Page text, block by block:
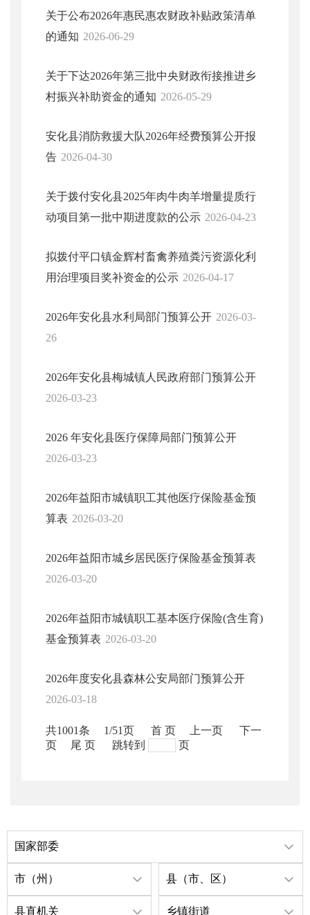
关于公布2026年惠民惠农财政补贴政策清单
的通知 2026-06-29
关于下达2026年第三批中央财政衔接推进乡
村振兴补助资金的通知 2026-05-29
安化县消防救援大队2026年经费预算公开报
告 2026-04-30
关于拨付安化县2025年肉牛肉羊增量提质行
动项目第一批中期进度款的公示 2026-04-23
拟拨付平口镇金辉村畜禽养殖粪污资源化利
用治理项目奖补资金的公示 2026-04-17
2026年安化县水利局部门预算公开 2026-03-
26
2026年安化县梅城镇人民政府部门预算公开
2026-03-23
2026 年安化县医疗保障局部门预算公开
2026-03-23
2026年益阳市城镇职工其他医疗保险基金预
算表 2026-03-20
2026年益阳市城乡居民医疗保险基金预算表
2026-03-20
2026年益阳市城镇职工基本医疗保险(含生育)
基金预算表 2026-03-20
2026年度安化县森林公安局部门预算公开
2026-03-18
共1001条 1/51页 首 页 上一页
下一
页
尾 页 跳转到 页
国家部委
市（州） 县（市、区）
县直机关 乡镇街道